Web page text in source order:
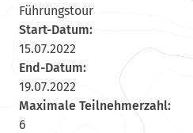
Führungstour
Start-Datum:
15.07.2022
End-Datum:
19.07.2022
Maximale Teilnehmerzahl:
6